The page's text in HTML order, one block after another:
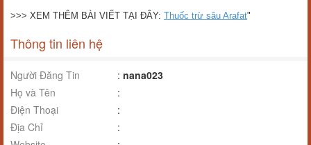
>>> XEM THÊM BÀI VIẾT TẠI ĐÂY: Thuốc trừ sâu Arafat"
Thông tin liên hệ
Người Đăng Tin : nana023
Họ và Tên
:
Điện Thoại
:
Địa Chỉ
: